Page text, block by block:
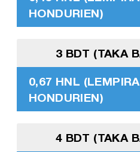
HONDURIEN)
3 BDT (TAKA
0,67 HNL (LEMPIRA
HONDURIEN)
4 BDT (TAKA